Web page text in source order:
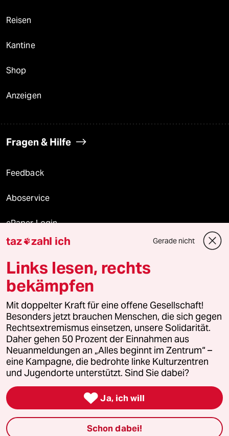
Reisen
Kantine
Shop
Anzeigen
Fragen & Hilfe
Feedback
Aboservice
ePaper Login
Downloads für Abonnierende
© 2026 taz Verlags und Vertriebs GmbH
Alle Rechte vorbehalten. Bei rechtlichen Fragen oder für Genehmigungen
wenden Sie sich bitte an
lizenzen@taz.de
Feedback Redaktionsstatut Kommune-Richtlinien
Leitlinie Informant Datenschutz Impressum AGB
Seitenwende Einwilligungen widerrufen (Ads)
taz zahl ich Gerade nicht
Links lesen, rechts
bekämpfen
Mit doppelter Kraft für eine offene Gesellschaft!
Besonders jetzt brauchen Menschen, die sich gegen
Rechtsextremismus einsetzen, unsere Solidarität.
Daher gehen 50 Prozent der Einnahmen aus
Neuanmeldungen an „Alles beginnt im Zentrum“ –
eine Kampagne, die bedrohte linke Kulturzentren
und Jugendorte unterstützt. Sind Sie dabei?
 Ja, ich will
Schon dabei!